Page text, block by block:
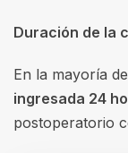
Duración de la
En la mayoría
ingresada 24
postoperatorio